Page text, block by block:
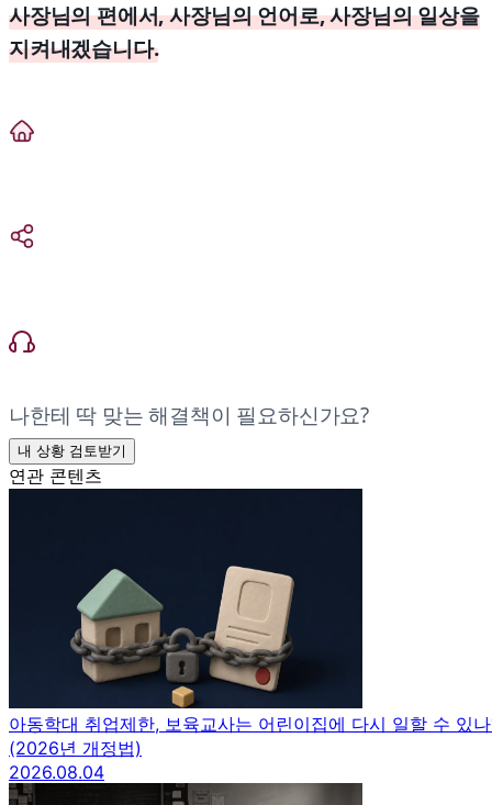
사장님의 편에서, 사장님의 언어로, 사장님의 일상을
지켜내겠습니다.
나한테 딱 맞는 해결책이 필요하신가요?
내 상황 검토받기
연관 콘텐츠
아동학대 취업제한, 보육교사는 어린이집에 다시 일할 수 있
(2026년 개정법)
2026.08.04